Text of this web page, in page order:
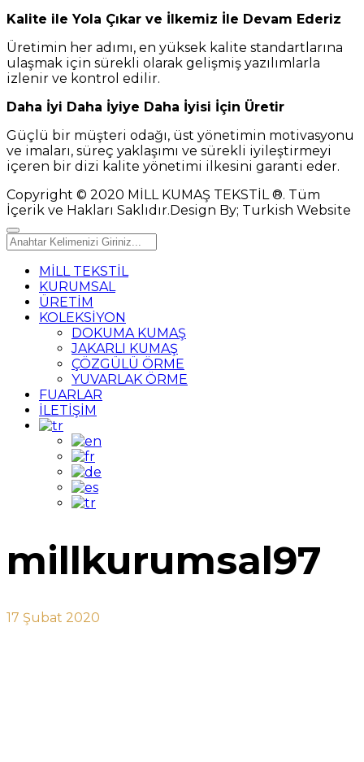
Kalite ile Yola Çıkar ve İlkemiz İle Devam Ederiz
Üretimin her adımı, en yüksek kalite standartlarına
ulaşmak için sürekli olarak gelişmiş yazılımlarla
izlenir ve kontrol edilir.
Daha İyi Daha İyiye Daha İyisi İçin Üretir
Güçlü bir müşteri odağı, üst yönetimin motivasyonu
ve imaları, süreç yaklaşımı ve sürekli iyileştirmeyi
içeren bir dizi kalite yönetimi ilkesini garanti eder.
Copyright © 2020 MİLL KUMAŞ TEKSTİL ®. Tüm
İçerik ve Hakları Saklıdır.Design By; Turkish Website
MİLL TEKSTİL
KURUMSAL
ÜRETİM
KOLEKSİYON
DOKUMA KUMAŞ
JAKARLI KUMAŞ
ÇÖZGÜLÜ ÖRME
YUVARLAK ÖRME
FUARLAR
İLETİŞİM
millkurumsal97
17 Şubat 2020